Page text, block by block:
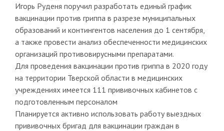
Игорь Руденя поручил разработать единый график
вакцинации против гриппа в разрезе муниципальных
образований и контингентов населения до 1 сентября,
а также провести анализ обеспеченности медицинских
организаций противовирусными препаратами.
Для проведения вакцинации против гриппа в 2020 году
на территории Тверской области в медицинских
учреждениях имеется 111 прививочных кабинетов с
подготовленным персоналом
Планируется активно использовать работу выездных
прививочных бригад для вакцинации граждан в